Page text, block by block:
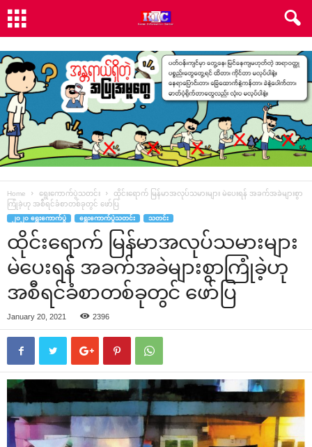
Home ရွေးကောက်ပွဲသတင်း
ထိုင်း‌ရောက် မြန်မာအလုပ်သမားများ မဲ‌ပေးရန် အခက်အခဲများစွာ
ကြုံခဲ့ဟု အစီရင်ခံစာတစ်ခုတွင် ‌ဖော်ပြ
၂၀၂၀ ရွေးကောက်ပွဲ ရွေးကောက်ပွဲသတင်း သတင်း
ထိုင်း‌ရောက် မြန်မာအလုပ်သမားများ
မဲ‌ပေးရန် အခက်အခဲများစွာကြုံခဲ့ဟု
အစီရင်ခံစာတစ်ခုတွင် ‌ဖော်ပြ
January 20, 2021 2396